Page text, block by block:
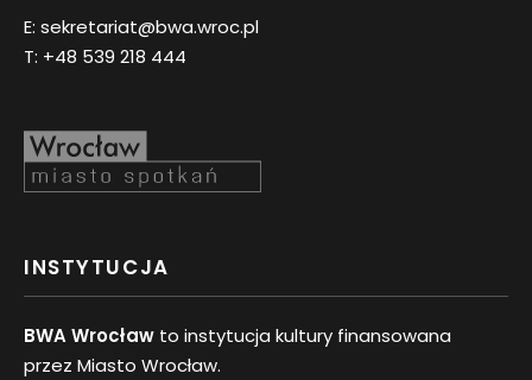
E: sekretariat@bwa.wroc.pl
T: +48 539 218 444
INSTYTUCJA
BWA Wrocław to instytucja kultury finansowana
przez Miasto Wrocław.